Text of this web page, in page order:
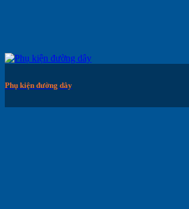
Phụ kiện đường dây